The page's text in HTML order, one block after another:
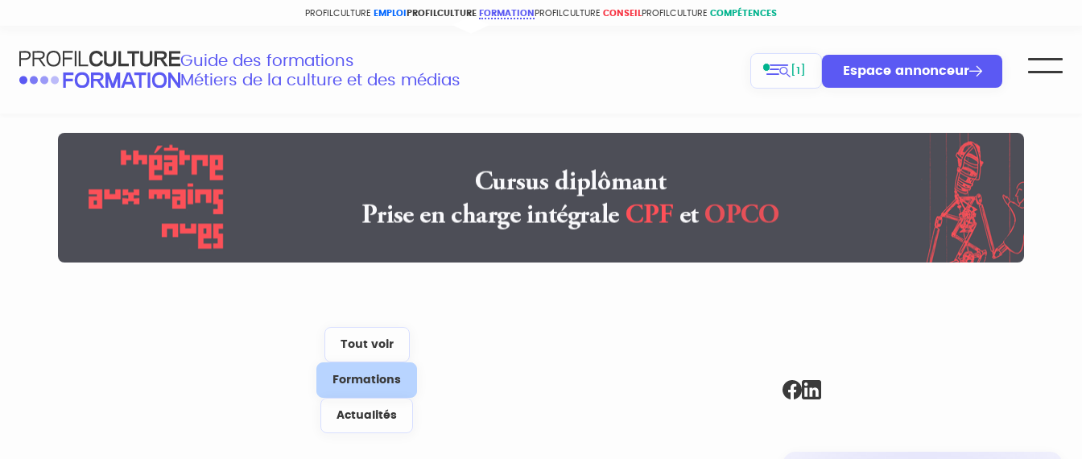
PROFILCULTURE EMPLOI PROFILCULTURE FORMATION PROFILCULTURE CONSEIL PROFILCULTURE COMPÉTENCES
Guide des formations
Métiers de la culture et des médias
[1] Espace annonceur
Tout voir
Formations
Actualités